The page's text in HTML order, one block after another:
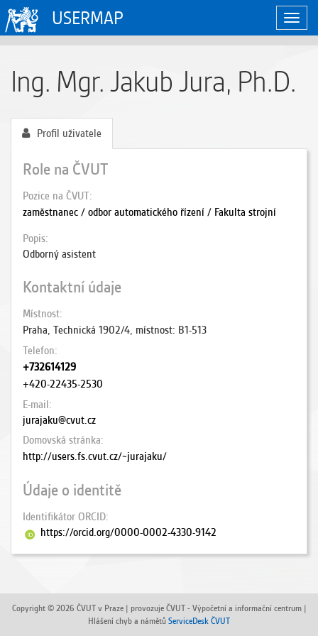
USERMAP
Ing. Mgr. Jakub Jura, Ph.D.
Profil uživatele
Role na ČVUT
Pozice na ČVUT
zaměstnanec / odbor automatického řízení / Fakulta strojní
Popis
Odborný asistent
Kontaktní údaje
Místnost
Praha, Technická 1902/4, místnost: B1-513
Telefon
+732614129
+420-22435-2530
E-mail
jurajaku@cvut.cz
Domovská stránka
http://users.fs.cvut.cz/~jurajaku/
Údaje o identitě
Identifikátor ORCID
https://orcid.org/0000-0002-4330-9142
Copyright © 2026 ČVUT v Praze | provozuje ČVUT - Výpočetní a informační centrum |
Hlášení chyb a námětů ServiceDesk ČVUT